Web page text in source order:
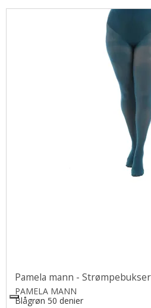
Pamela mann -
PAMELA MANN
Blågrøn 50 denier